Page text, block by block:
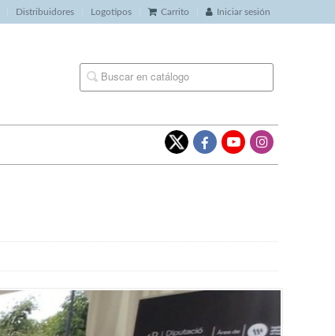
Distribuidores Logotipos Carrito Iniciar sesión